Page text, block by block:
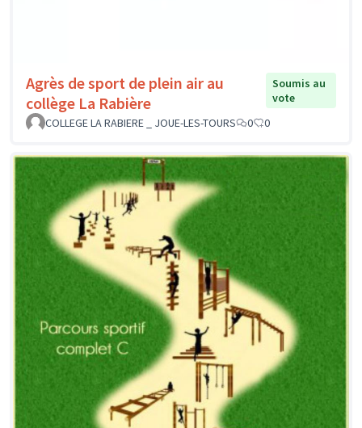
Agrès de sport de plein air au
collège La Rabière
Soumis au
vote
COLLEGE LA RABIERE _ JOUE-LES-TOURS
0 0